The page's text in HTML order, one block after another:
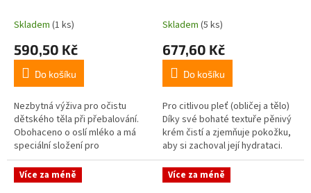
Skladem (1 ks)
590,50 Kč
Do košíku
Nezbytná výživa pro očistu
dětského těla při přebalování.
Obohaceno o oslí mléko a má
speciální složení pro
každodenní čištění a ochranu
dětského zadečku. Obsah :
200ml
Skladem (5 ks)
677,60 Kč
Do košíku
Pro citlivou pleť (obličej a tělo)
Díky své bohaté textuře pěnivý
krém čistí a zjemňuje pokožku,
aby si zachoval její hydrataci.
Jeho krémová pěna a jemná
vůně nabízejí pohodlí...
Více za méně Více za méně